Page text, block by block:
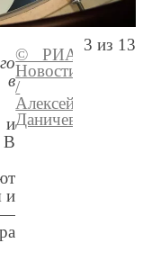
в
и
© РИА
Новости
/
Алексей
Даничев
3 из 13